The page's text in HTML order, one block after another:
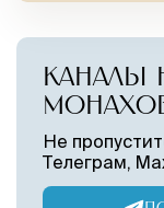
КАНАЛЫ
Не
Телеграм,